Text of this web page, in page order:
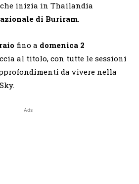
che inizia in Thailandia
di Buriram.
fino a domenica 2
al titolo, con tutte le sessioni
da vivere nella
Ads